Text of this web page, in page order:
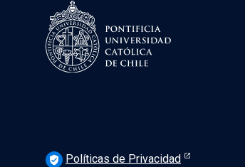
verified_user Políticas de Privacidad